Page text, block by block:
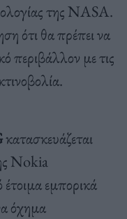
της NASA.
ότι θα πρέπει να
περιβάλλον με τις
κατασκευάζεται
Nokia
εμπορικά
όχημα